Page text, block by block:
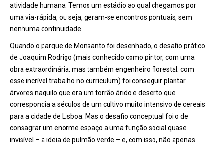
atividade humana. Temos um estádio ao qual chegamos por
uma via-rápida, ou seja, geram-se encontros pontuais, sem
nenhuma continuidade.
Quando o parque de Monsanto foi desenhado, o desafio prático
de Joaquim Rodrigo (mais conhecido como pintor, com uma
obra extraordinária, mas também engenheiro florestal, com
esse incrível trabalho no curriculum) foi conseguir plantar
árvores naquilo que era um torrão árido e deserto que
correspondia a séculos de um cultivo muito intensivo de cereais
para a cidade de Lisboa. Mas o desafio conceptual foi o de
consagrar um enorme espaço a uma função social quase
invisível – a ideia de pulmão verde – e, com isso, não apenas